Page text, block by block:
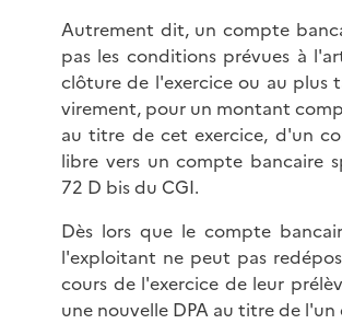
Autrement dit, un compte
pas les conditions prévues à
clôture de l'exercice ou au plus
virement, pour un montant
au titre de cet exercice, d'un
libre vers un compte bancaire
72 D bis du CGI.
Dès lors que le compte
l'exploitant ne peut pas
cours de l'exercice de leur
une nouvelle DPA au titre de l'un